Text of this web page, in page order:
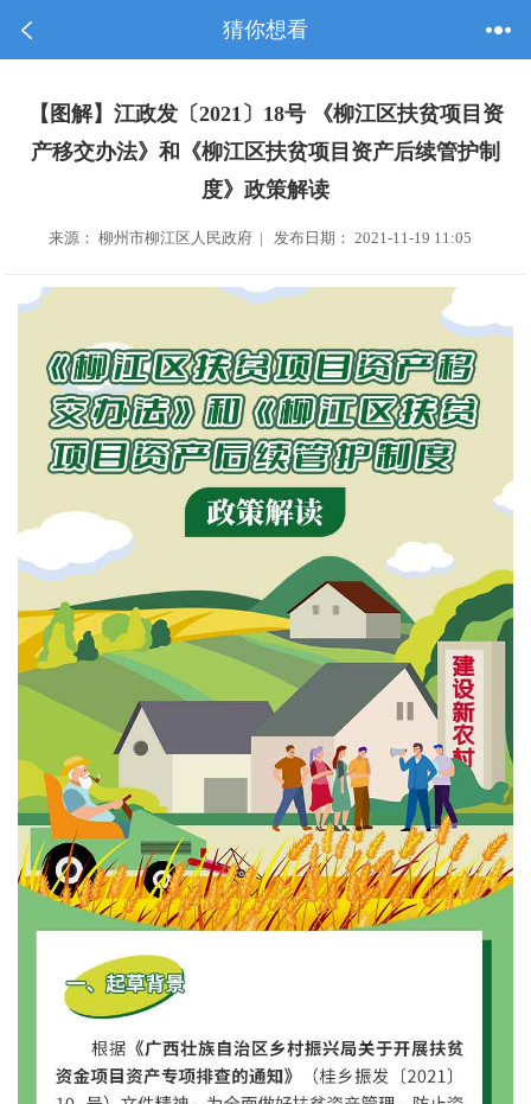
猜你想看
【图解】江政发〔2021〕18号 《柳江区扶贫项目资
产移交办法》和《柳江区扶贫项目资产后续管护制
度》政策解读
来源： 柳州市柳江区人民政府 | 发布日期： 2021-11-19 11:05